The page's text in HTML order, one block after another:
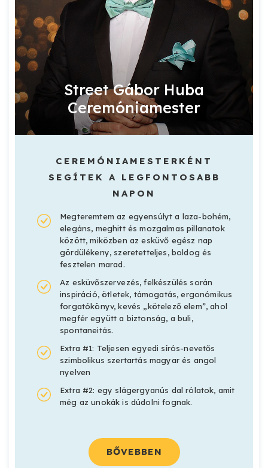
Street Gábor Huba
Ceremóniamester
CEREMÓNIAMESTERKÉNT
SEGÍTEK A LEGFONTOSABB
NAPON
Megteremtem az egyensúlyt a laza-bohém,
elegáns, meghitt és mozgalmas pillanatok
között, miközben az esküvő egész nap
gördülékeny, szeretetteljes, boldog és
fesztelen marad.
Az esküvőszervezés, felkészülés során
inspiráció, ötletek, támogatás, ergonómikus
forgatókönyv, kevés „kötelező elem”, ahol
megfér együtt a biztonság, a buli,
spontaneitás.
Extra #1: Teljesen egyedi sírós-nevetős
szimbolikus szertartás magyar és angol
nyelven
Extra #2: egy slágergyanús dal rólatok, amit
még az unokák is dúdolni fognak.
BŐVEBBEN